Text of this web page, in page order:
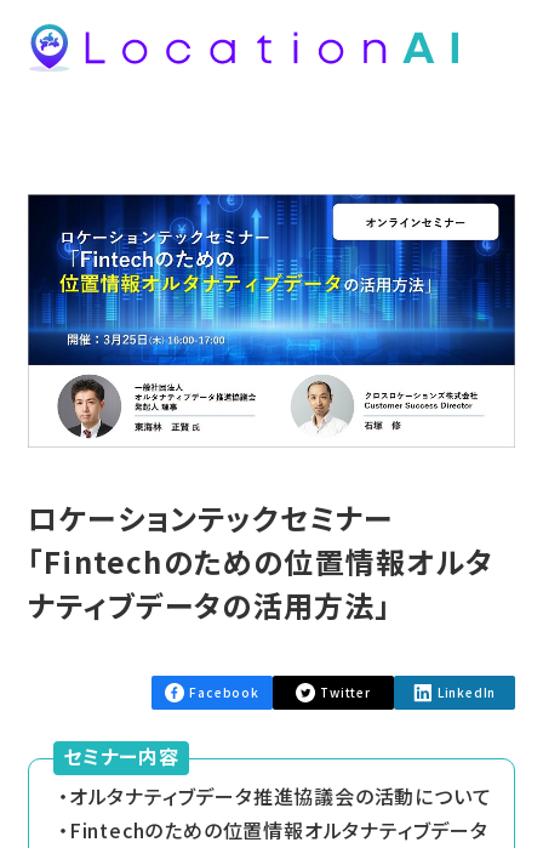
ロケーションテックセミナー
「Fintechのための位置情報オルタ
ナティブデータの活用方法」
Facebook Twitter LinkedIn
セミナー内容
オルタナティブデータ推進協議会の活動について
Fintechのための位置情報オルタナティブデータ